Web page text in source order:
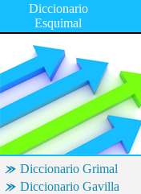
Diccionario
Esquimal
Diccionario Grimal
Diccionario Gavilla